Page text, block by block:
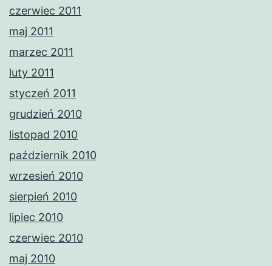
czerwiec 2011
maj 2011
marzec 2011
luty 2011
styczeń 2011
grudzień 2010
listopad 2010
październik 2010
wrzesień 2010
sierpień 2010
lipiec 2010
czerwiec 2010
maj 2010